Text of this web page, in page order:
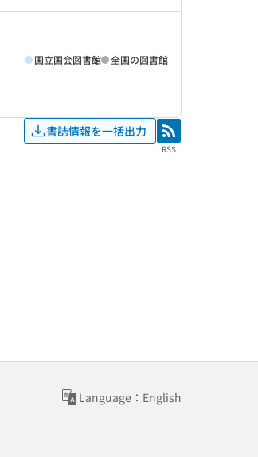
国立国会図書館 全国の図書館
書誌情報を一括出力 RSS
RSS
Language：English